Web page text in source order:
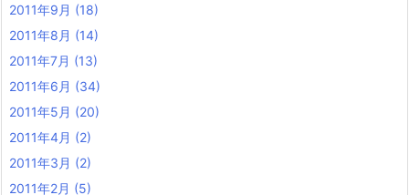
2011年9月 (18)
2011年8月 (14)
2011年7月 (13)
2011年6月 (34)
2011年5月 (20)
2011年4月 (2)
2011年3月 (2)
2011年2月 (5)